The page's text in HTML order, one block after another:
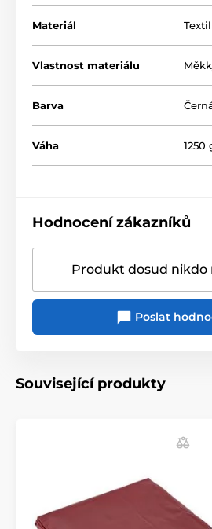
Materiál Textil
Vlastnost materiálu
Barva
Váha 1250
Hodnocení zákazníků
Produkt dosud nikdo
Poslat
Související produkty